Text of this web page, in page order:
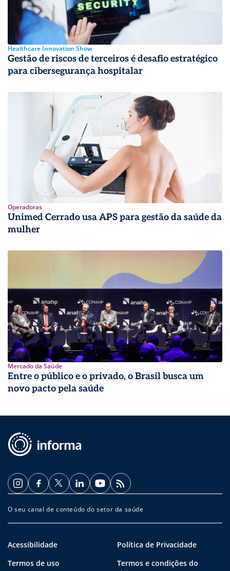
Healthcare Innovation Show
Gestão de riscos de terceiros é desafio estratégico
para cibersegurança hospitalar
Operadoras
Unimed Cerrado usa APS para gestão da saúde da
mulher
Mercado da Saúde
Entre o público e o privado, o Brasil busca um
novo pacto pela saúde
O seu canal de conteúdo do setor da saúde
Acessibilidade
Política de Privacidade
Termos de uso
Termos e condições do